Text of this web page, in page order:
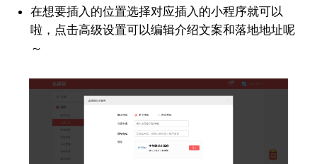
在想要插入的位置选择对应插入的小程序就可以
啦，点击高级设置可以编辑介绍文案和落地地址呢
～